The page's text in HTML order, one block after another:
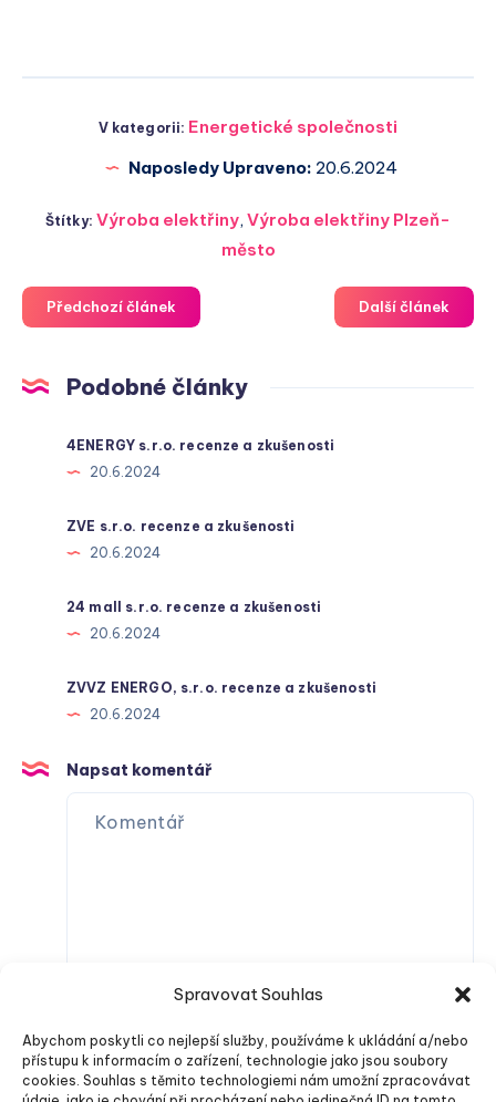
Spravovat Souhlas
Abychom poskytli co nejlepší služby, používáme k ukládání a/nebo
přístupu k informacím o zařízení, technologie jako jsou soubory
cookies. Souhlas s těmito technologiemi nám umožní zpracovávat
V kategorii: Energetické společnosti
Naposledy Upraveno: 20.6.2024
Štítky:Výroba elektřiny,Výroba elektřiny Plzeň-
město
Předchozí článek Další článek
Podobné články
4ENERGY s.r.o. recenze a zkušenosti
20.6.2024
ZVE s.r.o. recenze a zkušenosti
20.6.2024
24 mall s.r.o. recenze a zkušenosti
20.6.2024
ZVVZ ENERGO, s.r.o. recenze a zkušenosti
20.6.2024
Napsat komentář